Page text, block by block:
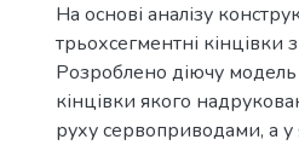
На основі аналізу
трьохсегментні кінцівки
Розроблено діючу модель
кінцівки якого
руху сервоприводами, а у